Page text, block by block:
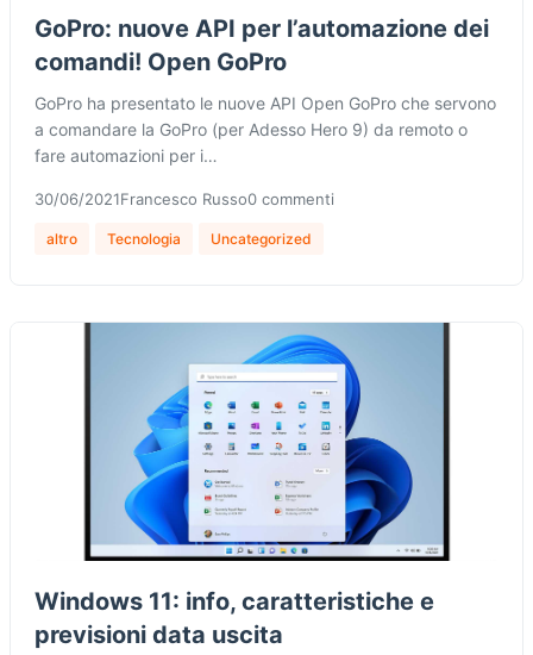
GoPro: nuove API per l’automazione dei
comandi! Open GoPro
GoPro ha presentato le nuove API Open GoPro che servono
a comandare la GoPro (per Adesso Hero 9) da remoto o
fare automazioni per i…
30/06/2021Francesco Russo0 commenti
altro Tecnologia Uncategorized
Windows 11: info, caratteristiche e
previsioni data uscita